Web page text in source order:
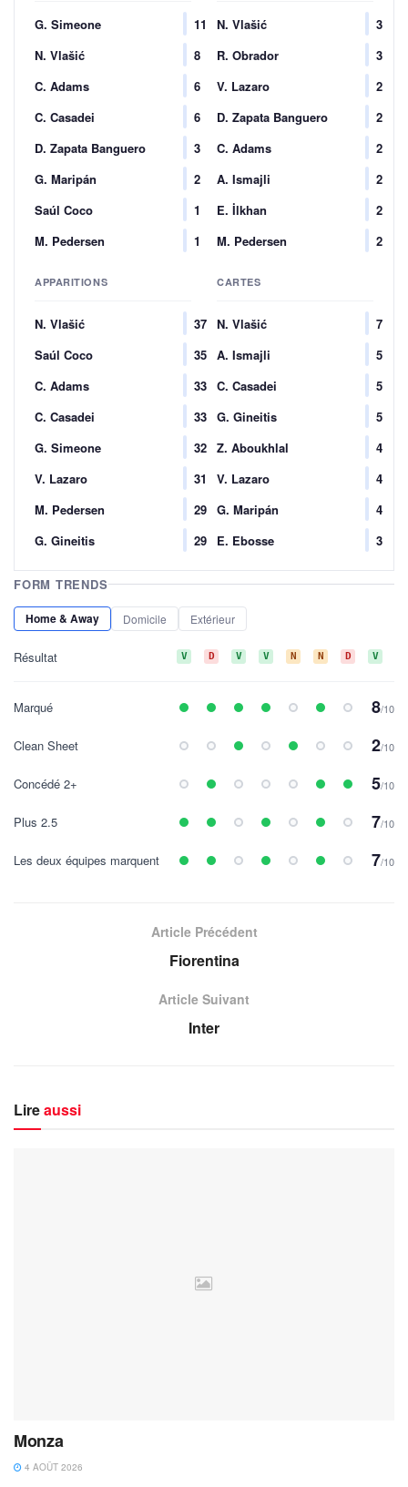
G. Simeone
11
N. Vlašić
8
C. Adams
6
C. Casadei
6
D. Zapata Banguero
3
G. Maripán
2
Saúl Coco
1
M. Pedersen
1
N. Vlašić
3
R. Obrador
3
V. Lazaro
2
D. Zapata Banguero
2
C. Adams
2
A. Ismajli
2
E. İlkhan
2
M. Pedersen
2
APPARITIONS
N. Vlašić
37
Saúl Coco
35
C. Adams
33
C. Casadei
33
G. Simeone
32
V. Lazaro
31
M. Pedersen
29
G. Gineitis
29
CARTES
N. Vlašić
7
A. Ismajli
5
C. Casadei
5
G. Gineitis
5
Z. Aboukhlal
4
V. Lazaro
4
G. Maripán
4
E. Ebosse
3
FORM TRENDS
Home & Away Domicile Extérieur
Résultat V D V V N N D V
Marqué 8/10
Clean Sheet 2/10
Concédé 2+ 5/10
Plus 2.5 7/10
Les deux équipes marquent 7/10
Article Précédent
Fiorentina
Article Suivant
Inter
Lireaussi
Monza
4 AOÛT 2026